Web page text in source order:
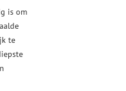
is om
te